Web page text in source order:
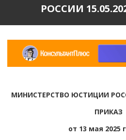
РОССИИ
МИНИСТЕРСТВО ЮСТИЦИИ
ПРИКАЗ
от 13 мая 2025